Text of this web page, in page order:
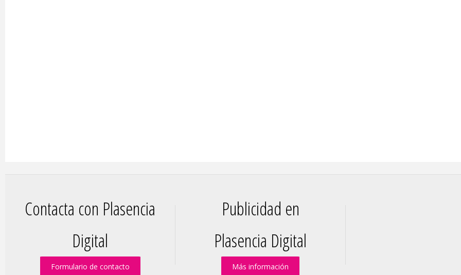
Contacta con Plasencia
Digital
Formulario de contacto
Publicidad en
Plasencia Digital
Más información